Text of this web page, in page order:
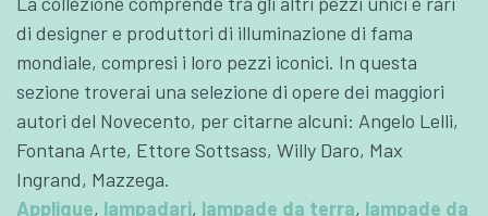
di designer e produttori di illuminazione di fama
mondiale, compresi i loro pezzi iconici. In questa
sezione troverai una selezione di opere dei maggiori
autori del Novecento, per citarne alcuni: Angelo Lelli,
Fontana Arte, Ettore Sottsass, Willy Daro, Max
Ingrand, Mazzega.
Applique, lampadari, lampade da terra, lampade da